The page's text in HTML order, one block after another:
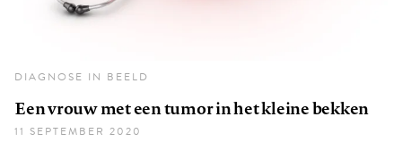
DIAGNOSE IN BEELD
Een vrouw met een tumor in het kleine bekken
11 SEPTEMBER 2020